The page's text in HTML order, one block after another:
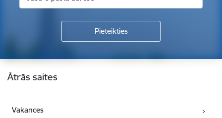
Kājene
Ātrās saites
Vakances